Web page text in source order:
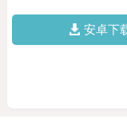
安卓下